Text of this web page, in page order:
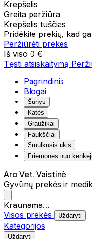
Krepšelis
Greita peržiūra
Krepšelis tuščias
Pridėkite prekių, kad
Peržiūrėti prekes
Iš viso 0 €
Tęsti atsiskaitymą
Pagrindinis
Blogai
Šunys
Katės
Graužikai
Paukščiai
Smulkusis ūkis
Priemonės nuo
Aro Vet. Vaistinė
Gyvūnų prekės ir
Kraunama…
Visos prekės
Uždaryti
Kategorijos
Uždaryti